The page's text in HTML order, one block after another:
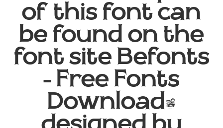
of this font can
be found on the
font site Befonts
– Free Fonts
Download,